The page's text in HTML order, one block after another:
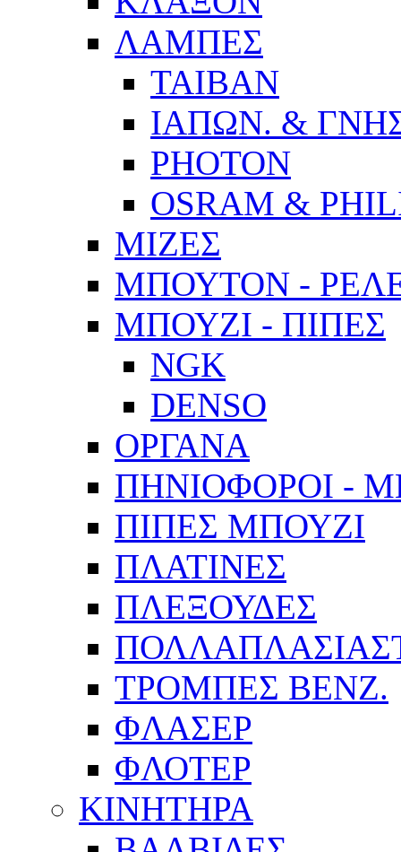
ΛΑΜΠΕΣ
ΤΑΙΒΑΝ
ΙΑΠΩΝ. &
PHOTON
OSRAM &
ΜΙΖΕΣ
ΜΠΟΥΤΟΝ -
ΜΠΟΥΖΙ - ΠΙΠΕΣ
NGK
DENSO
ΟΡΓΑΝΑ
ΠΗΝΙΟΦΟΡΟΙ -
ΠΙΠΕΣ ΜΠΟΥΖΙ
ΠΛΑΤΙΝΕΣ
ΠΛΕΞΟΥΔΕΣ
ΤΡΟΜΠΕΣ ΒΕΝΖ.
ΦΛΑΣΕΡ
ΦΛΟΤΕΡ
ΚΙΝΗΤΗΡΑ